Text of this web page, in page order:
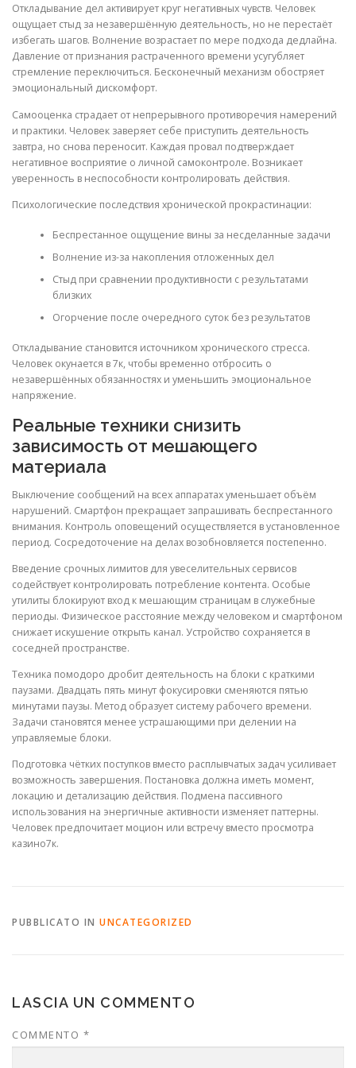
Откладывание дел активирует круг негативных чувств. Человек
ощущает стыд за незавершённую деятельность, но не перестаёт
избегать шагов. Волнение возрастает по мере подхода дедлайна.
Давление от признания растраченного времени усугубляет
стремление переключиться. Бесконечный механизм обостряет
эмоциональный дискомфорт.
Самооценка страдает от непрерывного противоречия намерений
и практики. Человек заверяет себе приступить деятельность
завтра, но снова переносит. Каждая провал подтверждает
негативное восприятие о личной самоконтроле. Возникает
уверенность в неспособности контролировать действия.
Психологические последствия хронической прокрастинации:
Беспрестанное ощущение вины за несделанные задачи
Волнение из-за накопления отложенных дел
Стыд при сравнении продуктивности с результатами
близких
Огорчение после очередного суток без результатов
Откладывание становится источником хронического стресса.
Человек окунается в 7к, чтобы временно отбросить о
незавершённых обязанностях и уменьшить эмоциональное
напряжение.
Реальные техники снизить
зависимость от мешающего
материала
Выключение сообщений на всех аппаратах уменьшает объём
нарушений. Смартфон прекращает запрашивать беспрестанного
внимания. Контроль оповещений осуществляется в установленное
период. Сосредоточение на делах возобновляется постепенно.
Введение срочных лимитов для увеселительных сервисов
содействует контролировать потребление контента. Особые
утилиты блокируют вход к мешающим страницам в служебные
периоды. Физическое расстояние между человеком и смартфоном
снижает искушение открыть канал. Устройство сохраняется в
соседней пространстве.
Техника помодоро дробит деятельность на блоки с краткими
паузами. Двадцать пять минут фокусировки сменяются пятью
минутами паузы. Метод образует систему рабочего времени.
Задачи становятся менее устрашающими при делении на
управляемые блоки.
Подготовка чётких поступков вместо расплывчатых задач усиливает
возможность завершения. Постановка должна иметь момент,
локацию и детализацию действия. Подмена пассивного
использования на энергичные активности изменяет паттерны.
Человек предпочитает моцион или встречу вместо просмотра
казино7к.
PUBBLICATO IN UNCATEGORIZED
LASCIA UN COMMENTO
COMMENTO *